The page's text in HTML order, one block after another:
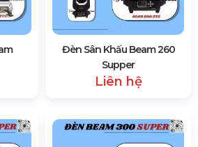
Đèn Sân Khấu Beam 260
Supper
Liên hệ